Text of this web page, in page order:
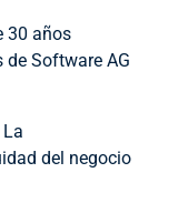
30 años
Software AG
del negocio